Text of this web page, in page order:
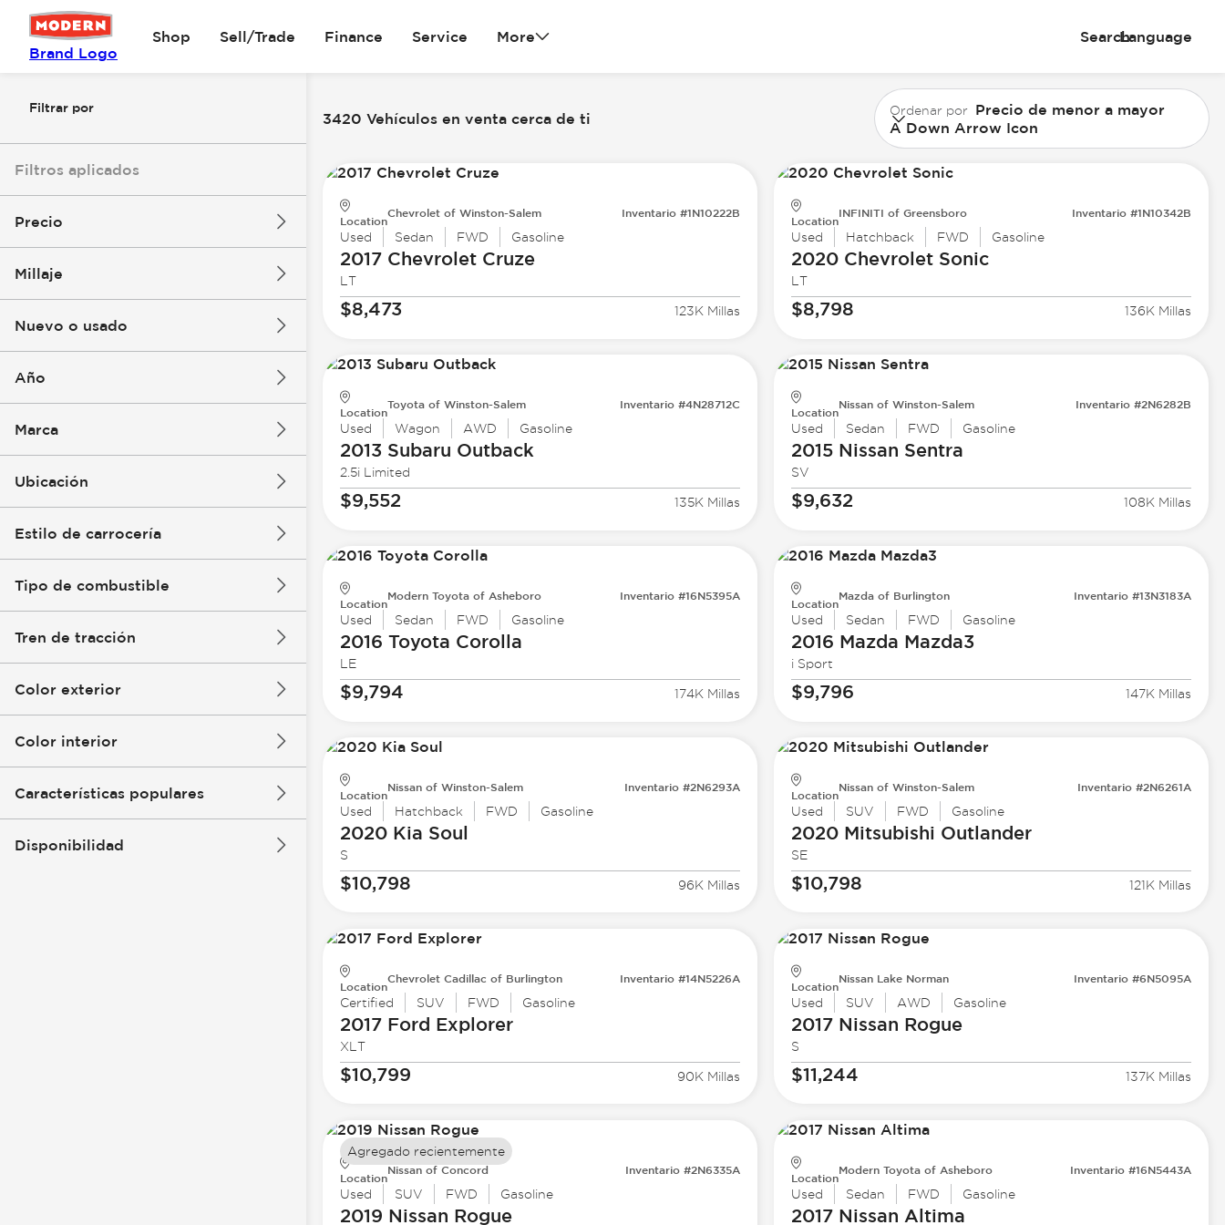
Brand Logo
Shop Sell/Trade Finance Service More SearchLanguage
Filtrar por
Filtros aplicados
Precio
Millaje
Nuevo o usado
Año
Marca
Ubicación
Estilo de carrocería
Tipo de combustible
Tren de tracción
Color exterior
Color interior
Características populares
Disponibilidad
3420 Vehículos en venta cerca de ti Ordenar por Precio de menor a mayor
A Down Arrow Icon
Location
Chevrolet of Winston-Salem Inventario #1N10222B
Used Sedan FWD Gasoline
2017 ChevroletCruze
LT
$8,473 123K Millas
Location
INFINITI of Greensboro Inventario #1N10342B
Used Hatchback FWD Gasoline
2020 ChevroletSonic
LT
$8,798 136K Millas
Location
Toyota of Winston-Salem Inventario #4N28712C
Used Wagon AWD Gasoline
2013 Subaru Outback
2.5i Limited
$9,552 135K Millas
Location
Nissan of Winston-Salem Inventario #2N6282B
Used Sedan FWD Gasoline
2015 Nissan Sentra
SV
$9,632 108K Millas
Location
Modern Toyota of Asheboro Inventario #16N5395A
Used Sedan FWD Gasoline
2016 Toyota Corolla
LE
$9,794 174K Millas
Location
Mazda of Burlington Inventario #13N3183A
Used Sedan FWD Gasoline
2016 Mazda Mazda3
i Sport
$9,796 147K Millas
Location
Nissan of Winston-Salem Inventario #2N6293A
Used Hatchback FWD Gasoline
2020 Kia Soul
S
$10,798 96K Millas
Location
Nissan of Winston-Salem Inventario #2N6261A
Used SUV FWD Gasoline
2020 Mitsubishi Outlander
SE
$10,798 121K Millas
Location
Chevrolet Cadillac of Burlington Inventario #14N5226A
Certified SUV FWD Gasoline
2017 Ford Explorer
XLT
$10,799 90K Millas
Location
Nissan Lake Norman Inventario #6N5095A
Used SUV AWD Gasoline
2017 Nissan Rogue
S
$11,244 137K Millas
Location
Nissan of Concord Inventario #2N6335A
Used SUV FWD Gasoline
2019 Nissan Rogue
Agregado recientemente
Location
Modern Toyota of Asheboro Inventario #16N5443A
Used Sedan FWD Gasoline
2017 Nissan Altima